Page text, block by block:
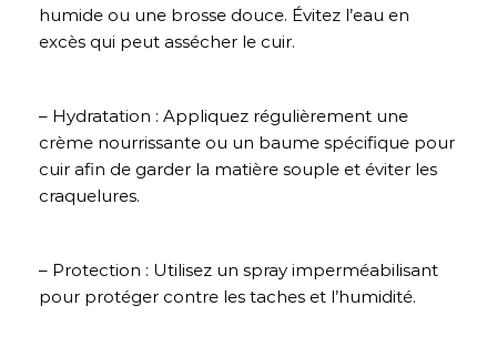
humide ou une brosse douce. Évitez l’eau en
excès qui peut assécher le cuir.
– Hydratation : Appliquez régulièrement une
crème nourrissante ou un baume spécifique pour
cuir afin de garder la matière souple et éviter les
craquelures.
– Protection : Utilisez un spray imperméabilisant
pour protéger contre les taches et l’humidité.